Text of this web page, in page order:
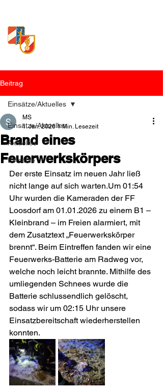
Beitrag
Einsätze/Aktuelles
Aktuelles
Einsätze
Einsätze/Aktuelles
Brand eines
Feuerwerkskörpers
MS
1. Jan. 2026 1 Min. Lesezeit
Der erste Einsatz im neuen Jahr ließ
nicht lange auf sich warten.Um 01:54
Uhr wurden die Kameraden der FF
Loosdorf am 01.01.2026 zu einem B1 –
Kleinbrand – im Freien alarmiert, mit
dem Zusatztext „Feuerwerkskörper
brennt“. Beim Eintreffen fanden wir eine
Feuerwerks-Batterie am Radweg vor,
welche noch leicht brannte. Mithilfe des
umliegenden Schnees wurde die
Batterie schlussendlich gelöscht,
sodass wir um 02:15 Uhr unsere
Einsatzbereitschaft wiederherstellen
konnten.